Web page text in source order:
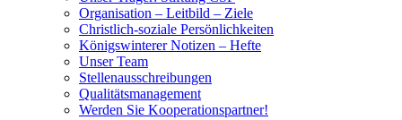
Organisation – Leitbild – Ziele
Christlich-soziale Persönlichkeiten
Königswinterer Notizen – Hefte
Unser Team
Stellenausschreibungen
Qualitätsmanagement
Werden Sie Kooperationspartner!